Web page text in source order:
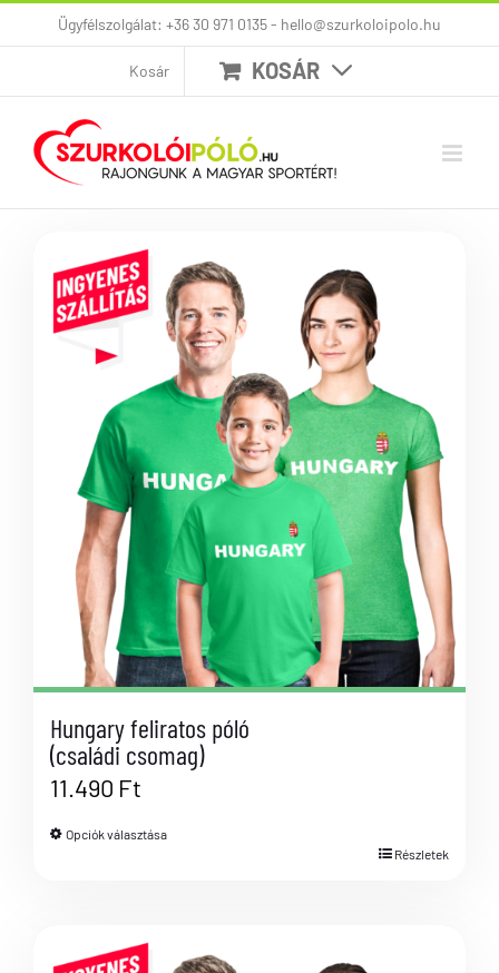
KihagyásÜgyfélszolgálat: +36 30 971 0135 - hello@szurkoloipolo.hu
Kosár KOSÁR
Hungary feliratos póló
(családi csomag)
11.490 Ft
Opciók választása
Részletek